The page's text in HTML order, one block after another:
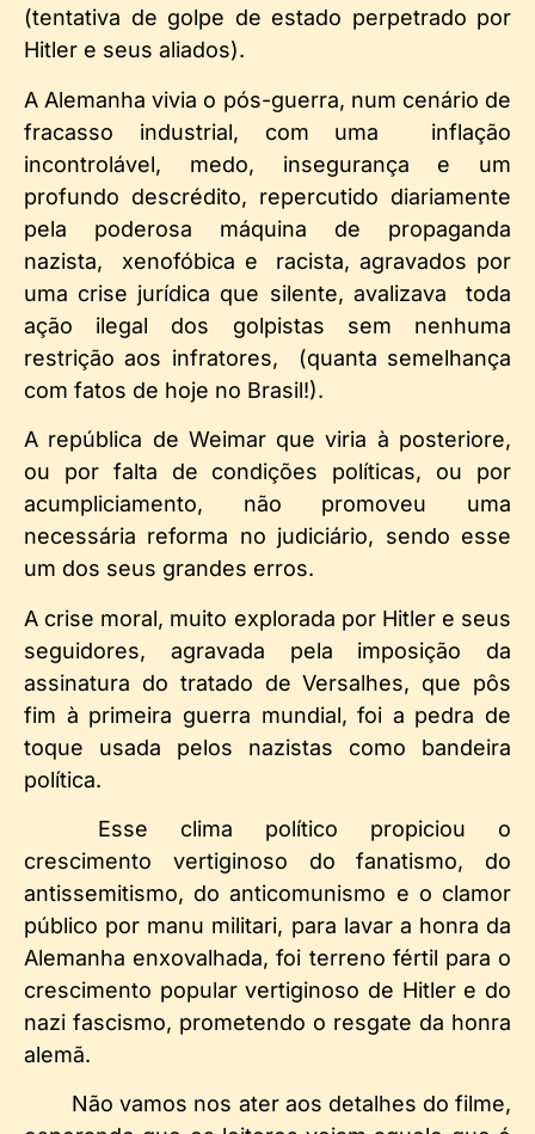
(tentativa de golpe de estado perpetrado por
Hitler e seus aliados).
A Alemanha vivia o pós-guerra, num cenário de
fracasso industrial, com uma inflação
incontrolável, medo, insegurança e um
profundo descrédito, repercutido diariamente
pela poderosa máquina de propaganda
nazista, xenofóbica e racista, agravados por
uma crise jurídica que silente, avalizava toda
ação ilegal dos golpistas sem nenhuma
restrição aos infratores, (quanta semelhança
com fatos de hoje no Brasil!).
A república de Weimar que viria à posteriore,
ou por falta de condições políticas, ou por
acumpliciamento, não promoveu uma
necessária reforma no judiciário, sendo esse
um dos seus grandes erros.
A crise moral, muito explorada por Hitler e seus
seguidores, agravada pela imposição da
assinatura do tratado de Versalhes, que pôs
fim à primeira guerra mundial, foi a pedra de
toque usada pelos nazistas como bandeira
política.
Esse clima político propiciou o
crescimento vertiginoso do fanatismo, do
antissemitismo, do anticomunismo e o clamor
público por manu militari, para lavar a honra da
Alemanha enxovalhada, foi terreno fértil para o
crescimento popular vertiginoso de Hitler e do
nazi fascismo, prometendo o resgate da honra
alemã.
Não vamos nos ater aos detalhes do filme,